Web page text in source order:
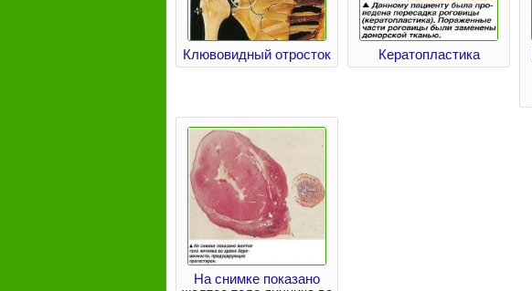
Клювовидный отросток Кератопластика
На снимке показано